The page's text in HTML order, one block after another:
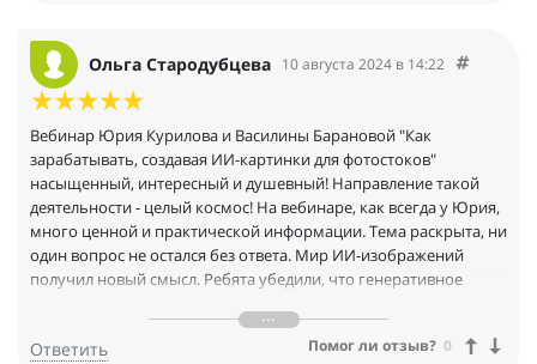
Ольга Стародубцева 10 августа 2024 в 14:22
Вебинар Юрия Курилова и Василины Барановой "Как
зарабатывать, создавая ИИ-картинки для фотостоков"
насыщенный, интересный и душевный! Направление такой
деятельности - целый космос! На вебинаре, как всегда у Юрия,
много ценной и практической информации. Тема раскрыта, ни
один вопрос не остался без ответа. Мир ИИ-изображений
получил новый смысл. Ребята убедили, что генеративное
дохода! И они готовы помочь преодолеть трудности на этом
пути!Огромное спасибо!
Ответить Помог ли отзыв? 0